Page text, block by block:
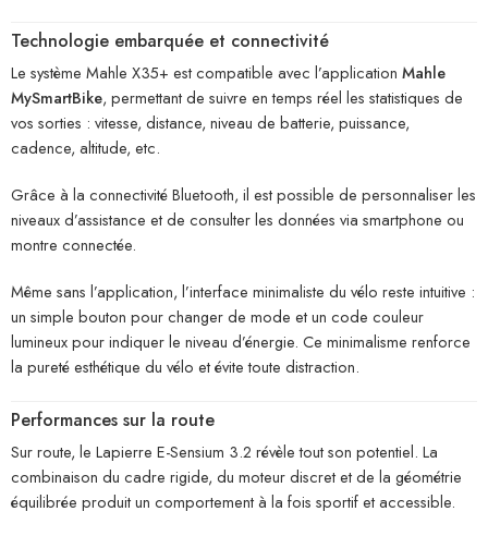
Technologie embarquée et connectivité
Le système Mahle X35+ est compatible avec l’application Mahle
MySmartBike, permettant de suivre en temps réel les statistiques de
vos sorties : vitesse, distance, niveau de batterie, puissance,
cadence, altitude, etc.
Grâce à la connectivité Bluetooth, il est possible de personnaliser les
niveaux d’assistance et de consulter les données via smartphone ou
montre connectée.
Même sans l’application, l’interface minimaliste du vélo reste intuitive :
un simple bouton pour changer de mode et un code couleur
lumineux pour indiquer le niveau d’énergie. Ce minimalisme renforce
la pureté esthétique du vélo et évite toute distraction.
Performances sur la route
Sur route, le Lapierre E-Sensium 3.2 révèle tout son potentiel. La
combinaison du cadre rigide, du moteur discret et de la géométrie
équilibrée produit un comportement à la fois sportif et accessible.